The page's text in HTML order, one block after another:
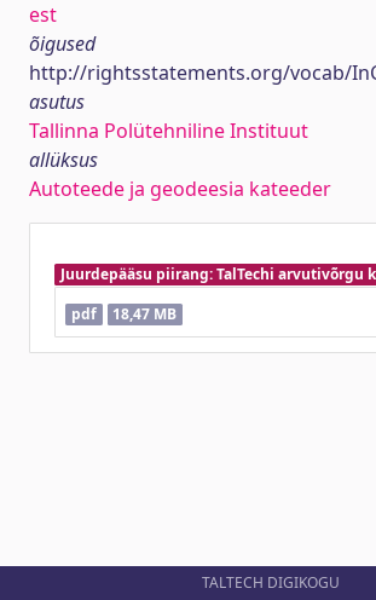
est
õigused
http://rightsstatements.org/vocab/
asutus
Tallinna Polütehniline Instituut
allüksus
Autoteede ja geodeesia kateeder
Juurdepääsu piirang: TalTechi arvutivõrgu
pdf
18,47 MB
TALTECH DIGIKOGU